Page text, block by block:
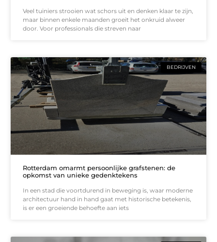
Veel tuiniers strooien wat schors uit en denken klaar te zijn,
maar binnen enkele maanden groeit het onkruid alweer
door. Voor professionals die streven naar
BEDRIJVEN
Rotterdam omarmt persoonlijke grafstenen: de
opkomst van unieke gedenktekens
In een stad die voortdurend in beweging is, waar moderne
architectuur hand in hand gaat met historische betekenis,
is er een groeiende behoefte aan iets